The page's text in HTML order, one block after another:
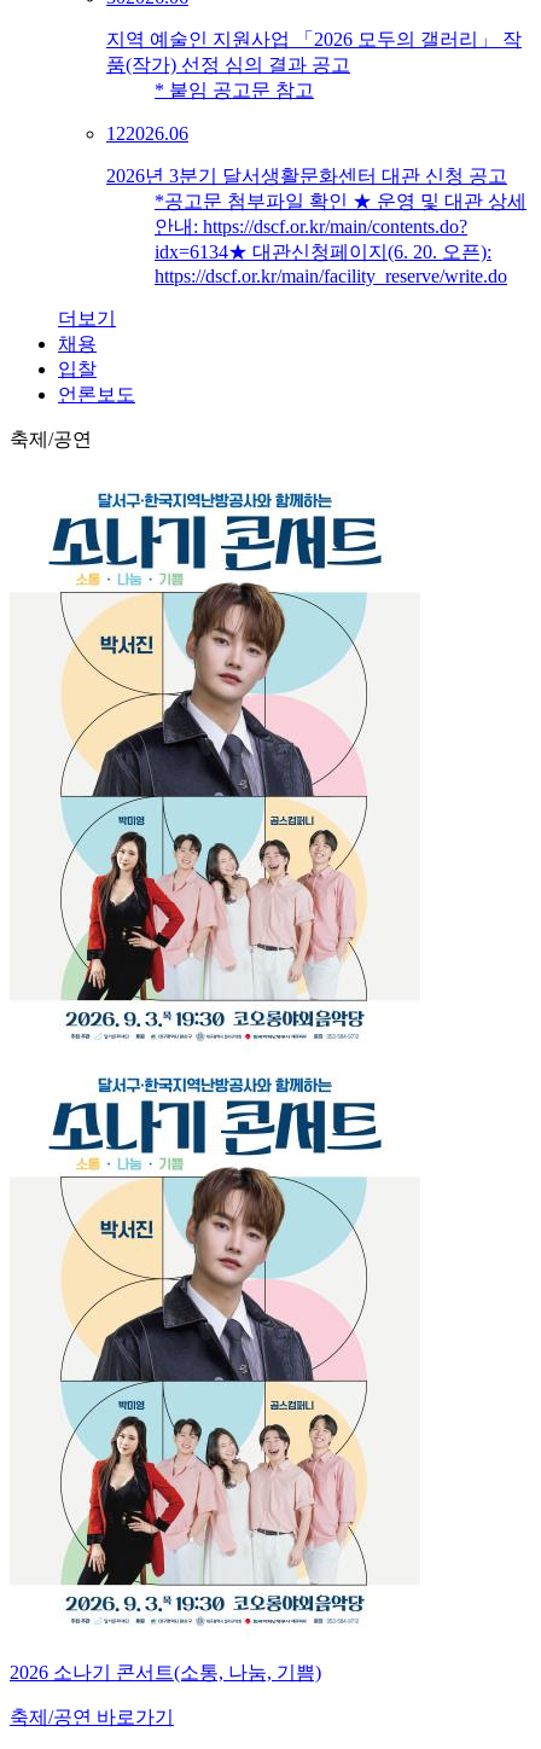
지역 예술인 지원사업 「2026 모두의 갤러리」 작
품(작가) 선정 심의 결과 공고
* 붙임 공고문 참고
122026.06
2026년 3분기 달서생활문화센터 대관 신청 공고
*공고문 첨부파일 확인 ★ 운영 및 대관 상세
안내: https://dscf.or.kr/main/contents.do?
idx=6134★ 대관신청페이지(6. 20. 오픈):
https://dscf.or.kr/main/facility_reserve/write.do
더보기
채용
입찰
언론보도
축제/공연
2026 소나기 콘서트(소통, 나눔, 기쁨)
축제/공연 바로가기